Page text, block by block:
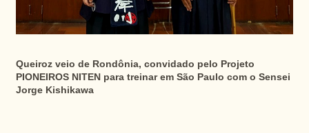
Queiroz veio de Rondônia, convidado pelo Projeto
PIONEIROS NITEN para treinar em São Paulo com o Sensei
Jorge Kishikawa